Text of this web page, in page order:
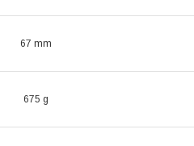
67 mm
675 g